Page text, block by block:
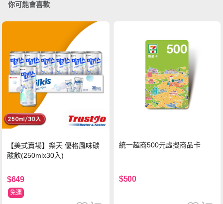
你可能會喜歡
【美式賣場】樂天 優格風味碳
酸飲(250mlx30入)
$649
免運
統一超商500元虛擬商品卡
$500